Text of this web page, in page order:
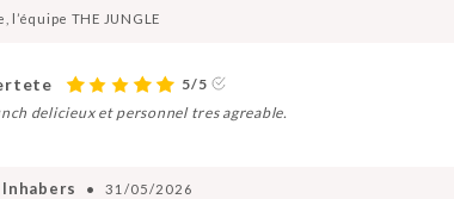
l’équipe THE JUNGLE
5/5
delicieux et personnel tres agreable.
•
31/05/2026